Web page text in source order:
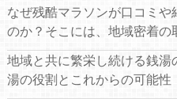
なぜ残酷マラソンが口コミ
のか？そこには、地域密着の
地域と共に繁栄し続ける銭
湯の役割とこれからの可能性